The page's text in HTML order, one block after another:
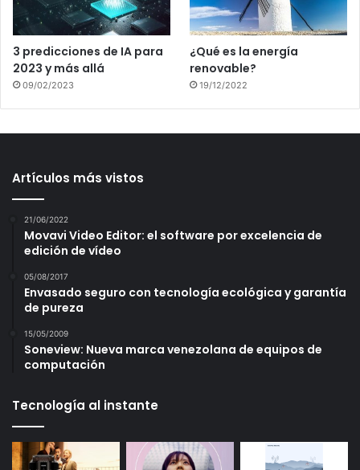
3 predicciones de IA para
2023 y más allá
09/02/2023
¿Qué es la energía
renovable?
19/12/2022
Artículos más vistos
21/06/2022
Movavi Video Editor: el software por excelencia de
edición de vídeo
05/08/2017
Envasado seguro con tecnología ecológica y garantía
de pureza
15/05/2009
Soneview: Nueva marca venezolana de equipos de
computación
Tecnología al instante